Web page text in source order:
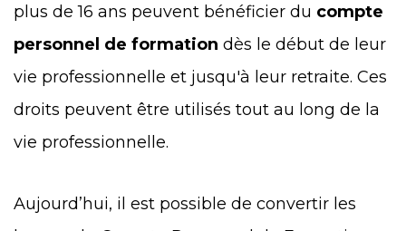
plus de 16 ans peuvent bénéficier du compte
personnel de formation dès le début de leur
vie professionnelle et jusqu'à leur retraite. Ces
droits peuvent être utilisés tout au long de la
vie professionnelle.
Aujourd’hui, il est possible de convertir les